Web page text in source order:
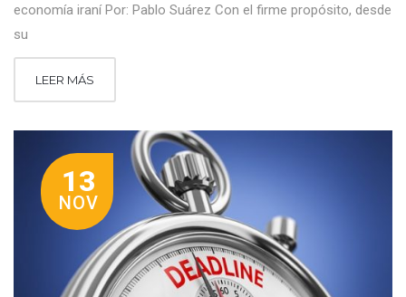
economía iraní Por: Pablo Suárez Con el firme propósito, desde
su
LEER MÁS
13
NOV